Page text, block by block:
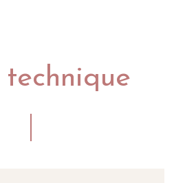
technique